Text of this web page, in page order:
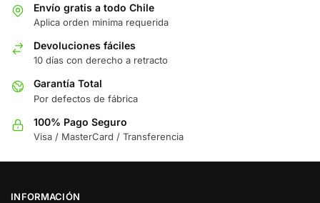
Envío gratis a todo Chile
Aplica orden minima requerida
Devoluciones fáciles
10 días con derecho a retracto
Garantía Total
Por defectos de fábrica
100% Pago Seguro
Visa / MasterCard / Transferencia
INFORMACIÓN